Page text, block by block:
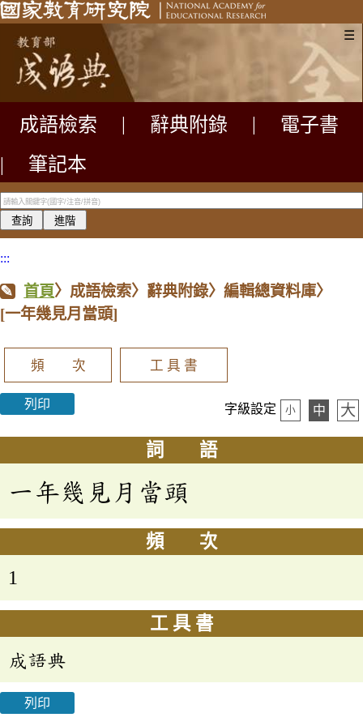
☰
成語檢索 辭典附錄
電子書
|
筆記本
:::
首頁〉成語檢索〉辭典附錄〉編輯總資料庫〉
[一年幾見月當頭]
頻 次 工 具 書
列印 字級設定 小 中 大
詞 語
一年幾見月當頭
頻 次
1
工 具 書
成語典
列印